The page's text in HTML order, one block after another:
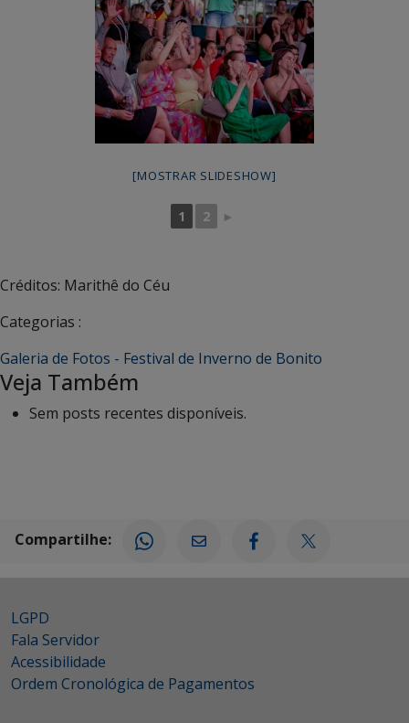
[MOSTRAR SLIDESHOW]
1 2 ►
Créditos: Marithê do Céu
Categorias :
Galeria de Fotos - Festival de Inverno de Bonito
Veja Também
Sem posts recentes disponíveis.
Compartilhe:
LGPD
Fala Servidor
Acessibilidade
Ordem Cronológica de Pagamentos